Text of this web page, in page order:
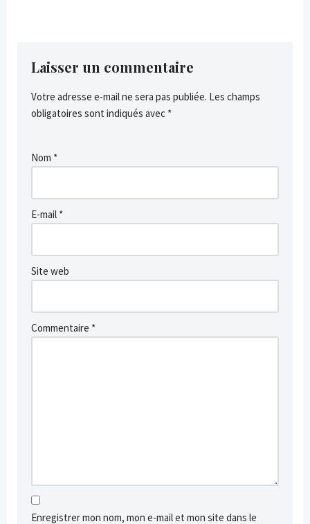
Laisser un commentaire
Votre adresse e-mail ne sera pas publiée. Les champs
obligatoires sont indiqués avec *
Nom *
E-mail *
Site web
Commentaire *
Enregistrer mon nom, mon e-mail et mon site dans le